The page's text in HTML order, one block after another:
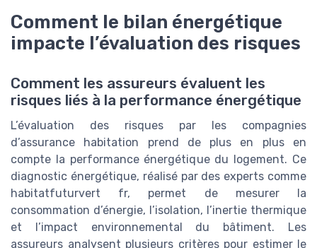
Comment le bilan énergétique
impacte l’évaluation des risques
Comment les assureurs évaluent les
risques liés à la performance énergétique
L’évaluation des risques par les compagnies
d’assurance habitation prend de plus en plus en
compte la performance énergétique du logement. Ce
diagnostic énergétique, réalisé par des experts comme
habitatfuturvert fr, permet de mesurer la
consommation d’énergie, l’isolation, l’inertie thermique
et l’impact environnemental du bâtiment. Les
assureurs analysent plusieurs critères pour estimer le